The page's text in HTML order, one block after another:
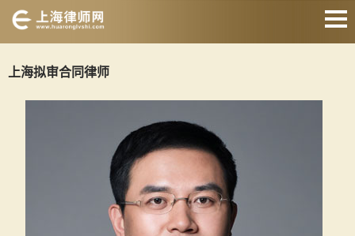
房产纠纷律师
合同纠纷律师
征地拆迁律师
上海拟审合同律师